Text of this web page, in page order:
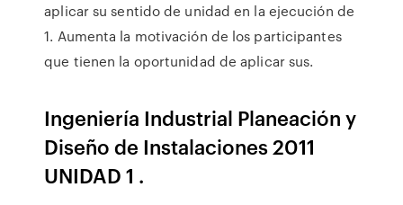
aplicar su sentido de unidad en la ejecución de
1. Aumenta la motivación de los participantes
que tienen la oportunidad de aplicar sus.
Ingeniería Industrial Planeación y
Diseño de Instalaciones 2011
UNIDAD 1 .